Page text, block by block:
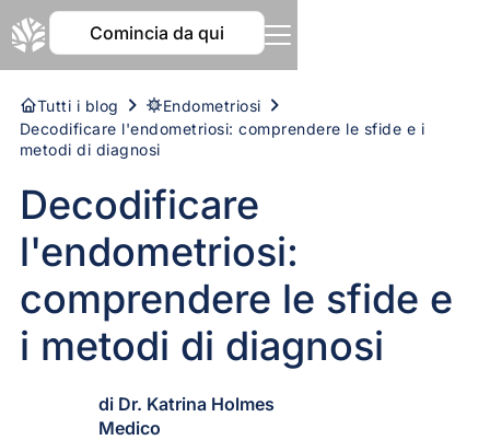
Comincia da qui
Tutti i blog
Endometriosi
Decodificare l'endometriosi: comprendere le sfide e i
metodi di diagnosi
Decodificare
l'endometriosi:
comprendere le sfide e
i metodi di diagnosi
di Dr. Katrina Holmes
Medico